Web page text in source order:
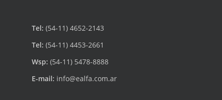
Tel: (54-11) 4652-2143
Tel: (54-11) 4453-2661
Wsp: (54-11) 5478-8888
E-mail: info@ealfa.com.ar